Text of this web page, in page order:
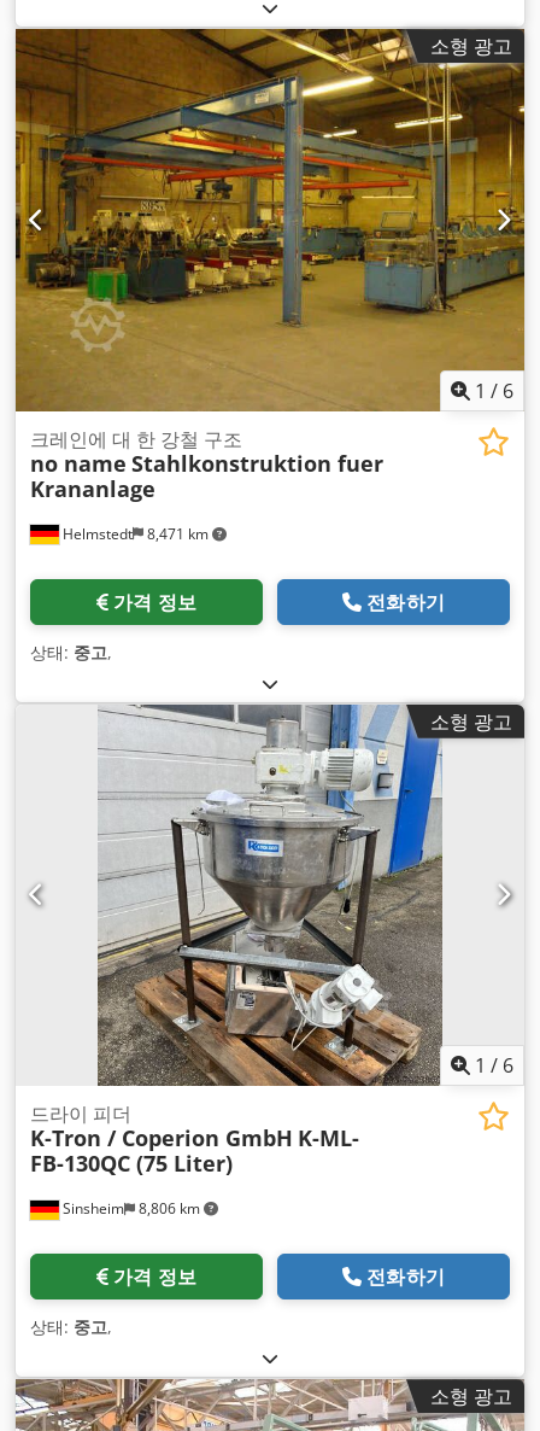
소형 광고
1 / 6
Helmstedt 8,471 km
크레인에 대 한 강철 구조
no name Stahlkonstruktion fuer
Krananlage
가격 정보 전화하기
상태: 중고,
소형 광고
1 / 6
Sinsheim 8,806 km
드라이 피더
K-Tron / Coperion GmbH K-ML-
FB-130QC (75 Liter)
가격 정보 전화하기
상태: 중고,
소형 광고